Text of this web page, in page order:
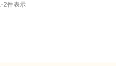
-2件表示